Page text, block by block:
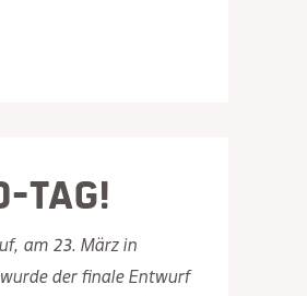
Tag!
am 23. März in
der finale Entwurf